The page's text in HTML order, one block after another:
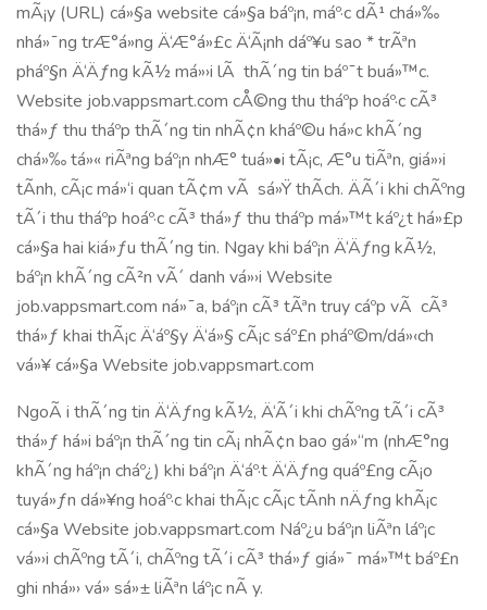
mÃ¡y (URL) cá»§a website cá»§a báº¡n, máº·c dÃ¹ chá»‰
nhá»¯ng trÆ°á»ng Ä‘Æ°á»£c Ä‘Ã¡nh dáº¥u sao * trÃªn
pháº§n Ä‘Äƒng kÃ½ má»›i lÃ thÃ´ng tin báº¯t buá»™c.
Website job.vappsmart.com cÅ©ng thu tháº­p hoáº·c cÃ³
thá»ƒ thu tháº­p thÃ´ng tin nhÃ¢n kháº©u há»c khÃ´ng
chá»‰ tá»« riÃªng báº¡n nhÆ° tuá»•i tÃ¡c, Æ°u tiÃªn, giá»›i
tÃ­nh, cÃ¡c má»‘i quan tÃ¢m vÃ sá»Ÿ thÃ­ch. ÄÃ´i khi chÃºng
tÃ´i thu tháº­p hoáº·c cÃ³ thá»ƒ thu tháº­p má»™t káº¿t há»£p
cá»§a hai kiá»ƒu thÃ´ng tin. Ngay khi báº¡n Ä‘Äƒng kÃ½,
báº¡n khÃ´ng cÃ²n vÃ´ danh vá»›i Website
job.vappsmart.com ná»¯a, báº¡n cÃ³ tÃªn truy cáº­p vÃ cÃ³
thá»ƒ khai thÃ¡c Ä‘áº§y Ä‘á»§ cÃ¡c sáº£n pháº©m/dá»‹ch
vá»¥ cá»§a Website job.vappsmart.com
NgoÃ i thÃ´ng tin Ä‘Äƒng kÃ½, Ä‘Ã´i khi chÃºng tÃ´i cÃ³
thá»ƒ há»i báº¡n thÃ´ng tin cÃ¡ nhÃ¢n bao gá»“m (nhÆ°ng
khÃ´ng háº¡n cháº¿) khi báº¡n Ä‘áº·t Ä‘Äƒng quáº£ng cÃ¡o
tuyá»ƒn dá»¥ng hoáº·c khai thÃ¡c cÃ¡c tÃ­nh nÄƒng khÃ¡c
cá»§a Website job.vappsmart.com Náº¿u báº¡n liÃªn láº¡c
vá»›i chÃºng tÃ´i, chÃºng tÃ´i cÃ³ thá»ƒ giá»¯ má»™t báº£n
ghi nhá»› vá» sá»± liÃªn láº¡c nÃ y.